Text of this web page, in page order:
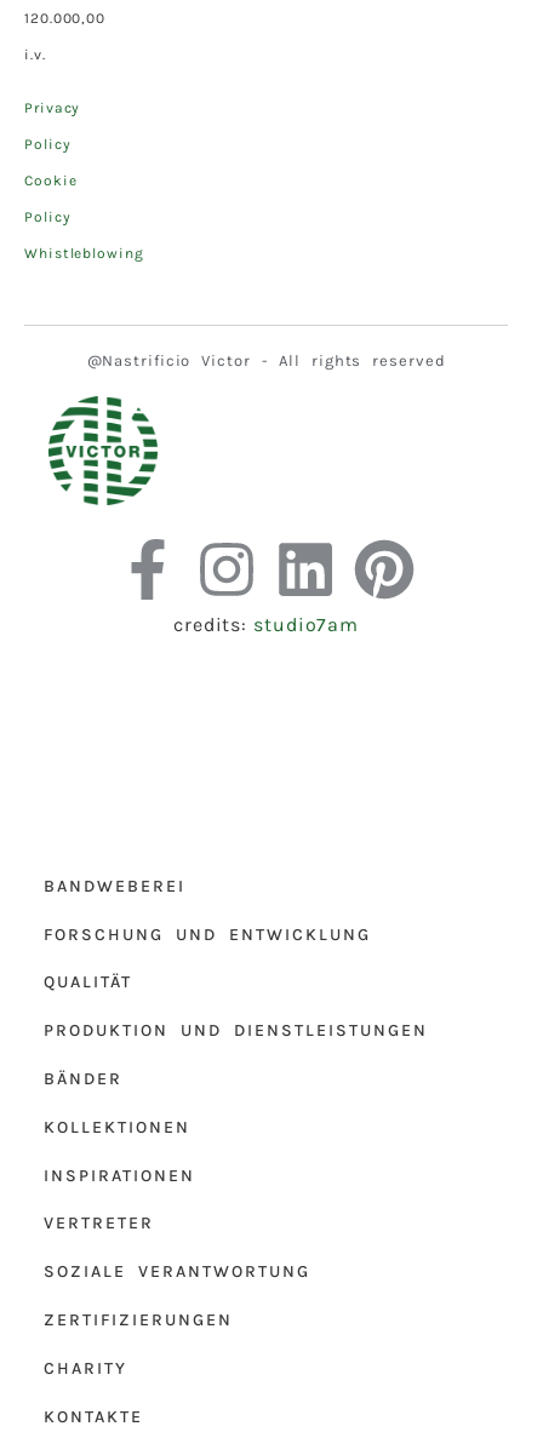
120.000,00
i.v.
Privacy
Policy
Cookie
Policy
Whistleblowing
@Nastrificio Victor - All rights reserved
credits: studio7am
BANDWEBEREI
FORSCHUNG UND ENTWICKLUNG
QUALITÄT
PRODUKTION UND DIENSTLEISTUNGEN
BÄNDER
KOLLEKTIONEN
INSPIRATIONEN
VERTRETER
SOZIALE VERANTWORTUNG
ZERTIFIZIERUNGEN
CHARITY
KONTAKTE